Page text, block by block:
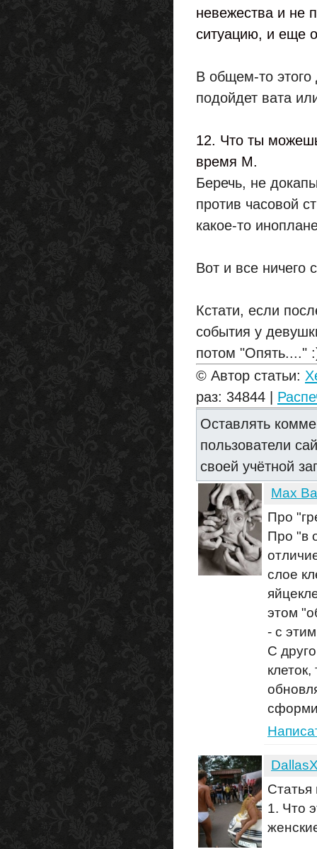
невежества и не
ситуацию, и еще
В общем-то этого
подойдет вата
12. Что ты
время М.
Беречь, не
против часовой
какое-то
Вот и все ничего
Кстати, если
события у
потом "Опять...."
© Автор статьи:
раз: 34844 |
Оставлять
пользователи
своей учётной
Max
Про
Про "в
слое
этом
- с
С
Статья
1. Что